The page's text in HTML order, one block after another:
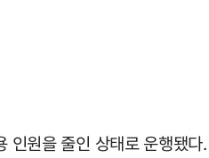
인원을 줄인 상태로 운행됐다.